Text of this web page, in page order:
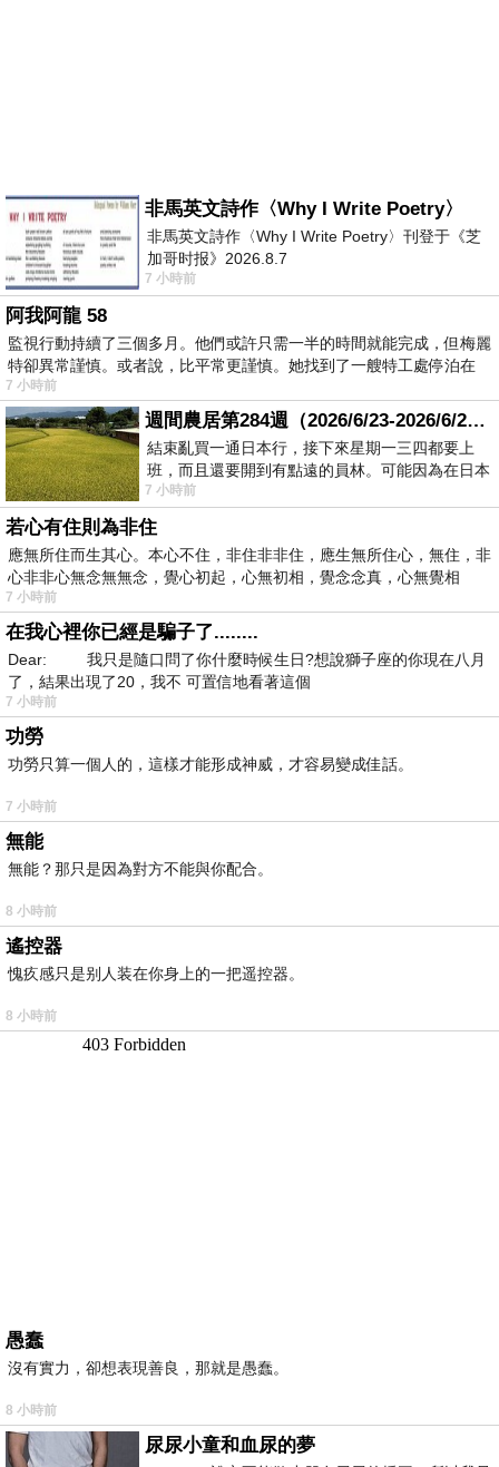
非馬英文詩作〈Why I Write Poetry〉
非馬英文詩作〈Why I Write Poetry〉刊登于《芝
加哥时报》2026.8.7
7 小時前
阿我阿龍 58
監視行動持續了三個多月。他們或許只需一半的時間就能完成，但梅麗
特卻異常謹慎。或者說，比平常更謹慎。她找到了一艘特工處停泊在
7 小時前
週間農居第284週（2026/6/23-2026/6/24) 夏至 金黃稻浪洋溢豐收喜悅
結束亂買一通日本行，接下來星期一三四都要上
班，而且還要開到有點遠的員林。可能因為在日本
花不少錢，星期一出門上班時，心裡沒有一
7 小時前
若心有住則為非住
應無所住而生其心。本心不住，非住非非住，應生無所住心，無住，非
心非非心無念無無念，覺心初起，心無初相，覺念念真，心無覺相
7 小時前
在我心裡你已經是騙子了........
Dear: 我只是隨口問了你什麼時候生日?想說獅子座的你現在八月
了，結果出現了20，我不 可置信地看著這個
7 小時前
功勞
功勞只算一個人的，這樣才能形成神威，才容易變成佳話。
7 小時前
無能
無能？那只是因為對方不能與你配合。
8 小時前
遙控器
愧疚感只是别人装在你身上的一把遥控器。
8 小時前
愚蠢
沒有實力，卻想表現善良，那就是愚蠢。
8 小時前
尿尿小童和血尿的夢